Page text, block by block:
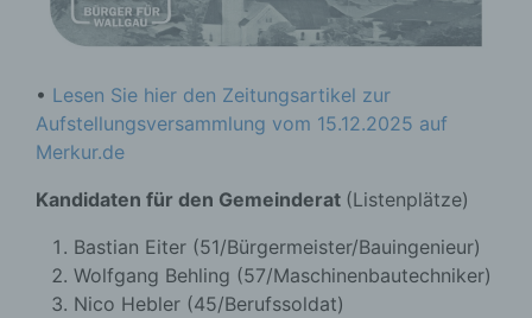
• Lesen Sie hier den Zeitungsartikel zur
Aufstellungsversammlung vom 15.12.2025 auf
Merkur.de
Kandidaten für den Gemeinderat (Listenplätze)
Bastian Eiter (51/Bürgermeister/Bauingenieur)
Wolfgang Behling (57/Maschinenbautechniker)
Nico Hebler (45/Berufssoldat)